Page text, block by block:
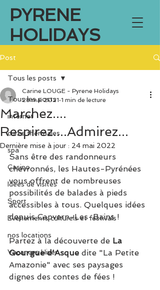
PYRENE
HOLIDAYS
Post
Tous les posts
internet
cures thermales
spa
Casino
Idées de visites
Sport
Evènements culturels et festivals
nos locations
Vacances Hiver
Tous les posts
Marchez....
Respirez....Admirez...
Carine LOUGE - Pyrene Holidays
28 mai 2021 1 min de lecture
Dernière mise à jour : 24 mai 2022
Sans être des randonneurs
chevronnés, les Hautes-Pyrénées
vous offrent de nombreuses
possibilités de balades à pieds
accessibles à tous. Quelques idées
depuis Capvern-Les-Bains !
Partez à la découverte de La
Gourgue d'Asque dite "La Petite
Amazonie" avec ses paysages
dignes des contes de fées !